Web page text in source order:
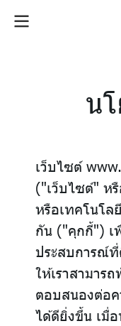
น
เว็บไซต์
("เว็บไซต์" ห
หรือเทคโนโ
กัน ("คุกกี้") เ
ประสบการณ์ที่
ให้เราสามาร
ตอบสนองต่อค
ได้ดียิ่งขึ้น เมื่